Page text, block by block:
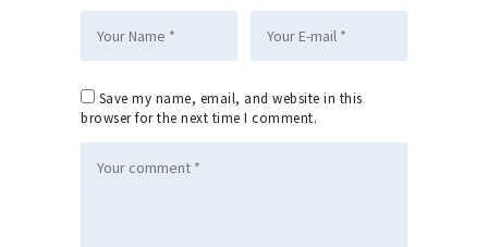
Save my name, email, and website in this
browser for the next time I comment.